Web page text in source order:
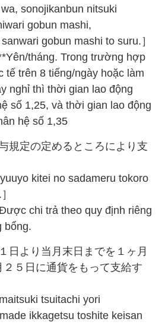
sonojikanbun nitsuki
gobun mashi,
gobun mashi to suru.］
tháng. Trong trường hợp
tế trên 8 tiếng/ngày hoặc làm
nghỉ thì thời gian lao động
số 1,25, và thời gian lao động
hệ số 1,35
規定の定めるところにより支
kitei no sadameru tokoro
chi trả theo quy định riêng
bổng.
日より当月末日までを１ヶ月
２５日に通貨をもって支給す
tsuitachi yori
ikkagetsu toshite keisan